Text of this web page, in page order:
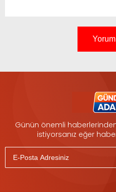
Günün önemli
istiyorsanız eğer